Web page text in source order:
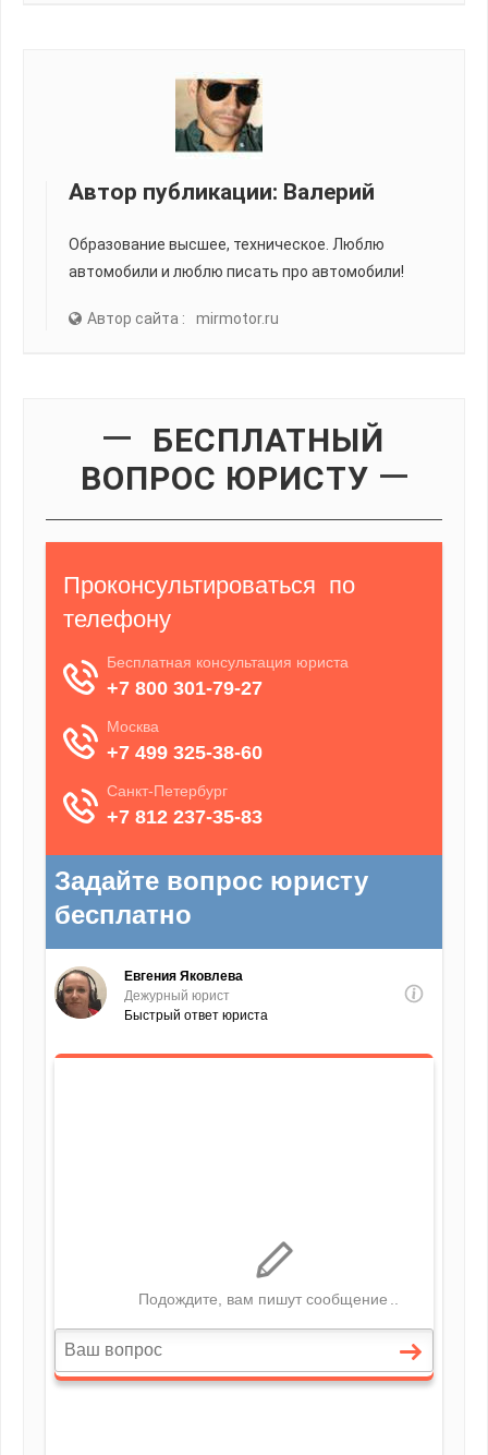
Автор публикации: Валерий
Образование высшее, техническое. Люблю
автомобили и люблю писать про автомобили!
Автор сайта : mirmotor.ru
БЕСПЛАТНЫЙ
ВОПРОС ЮРИСТУ